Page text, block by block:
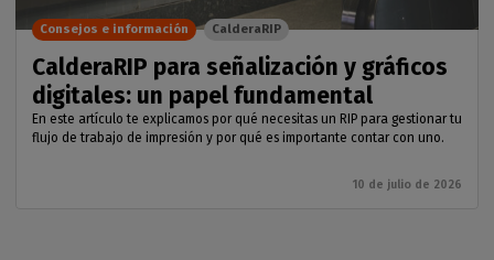
CalderaRIP para señalización y gráficos
digitales: un papel fundamental
En este artículo te explicamos por qué necesitas un RIP para gestionar tu
flujo de trabajo de impresión y por qué es importante contar con uno.
10 de julio de 2026
Consejos e información CalderaRIP